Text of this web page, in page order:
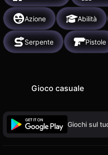
Azione Abilità
Serpente Pistole
Gioco casuale
Giochi sul